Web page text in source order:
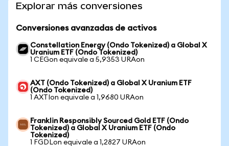
Explorar más conversiones
Conversiones avanzadas de activos
Constellation Energy (Ondo Tokenized) a Global X
Uranium ETF (Ondo Tokenized)
1 CEGon equivale a 5,9353 URAon
AXT (Ondo Tokenized) a Global X Uranium ETF
(Ondo Tokenized)
1 AXTIon equivale a 1,9680 URAon
Franklin Responsibly Sourced Gold ETF (Ondo
Tokenized) a Global X Uranium ETF (Ondo
Tokenized)
1 FGDLon equivale a 1,2827 URAon